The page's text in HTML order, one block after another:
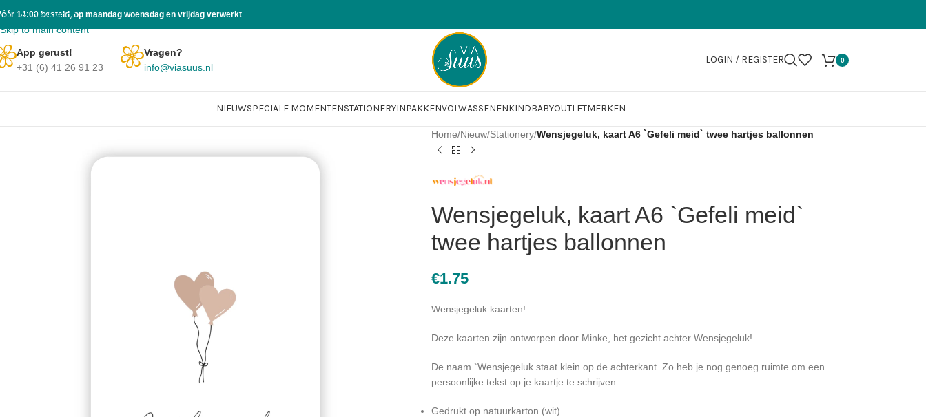
Skip to navigation
Skip to main content
14:00 besteld, op maandag woensdag en vrijdag verwerkt
App gerust!
+31 (6) 41 26 91 23
Vragen?
info@viasuus.nl
LOGIN / REGISTER 0
NIEUWSPECIALE MOMENTENSTATIONERYINPAKKENVOLWASSENENKINDBABYOUTLETMERKEN
Home/Nieuw/Stationery/Wensjegeluk, kaart A6 `Gefeli meid` twee hartjes ballonnen
Wensjegeluk, kaart A6 `Gefeli meid`
twee hartjes ballonnen
€1.75
Wensjegeluk kaarten!
Deze kaarten zijn ontworpen door Minke, het gezicht achter Wensjegeluk!
De naam `Wensjegeluk staat klein op de achterkant. Zo heb je nog genoeg ruimte om een
persoonlijke tekst op je kaartje te schrijven
Gedrukt op natuurkarton (wit)